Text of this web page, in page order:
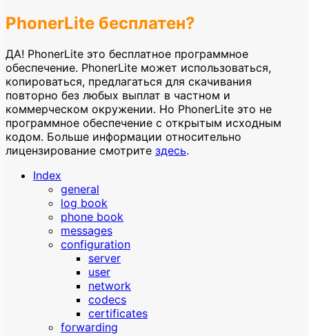
PhonerLite бесплатен?
ДА! PhonerLite это бесплатное программное
обеспечение. PhonerLite может использоваться,
копироваться, предлагаться для скачивания
повторно без любых выплат в частном и
коммерческом окружении. Но PhonerLite это не
программное обеспечение с открытым исходным
кодом. Больше информации относительно
лицензирование смотрите здесь.
Index
general
log book
phone book
messages
configuration
server
user
network
codecs
certificates
forwarding